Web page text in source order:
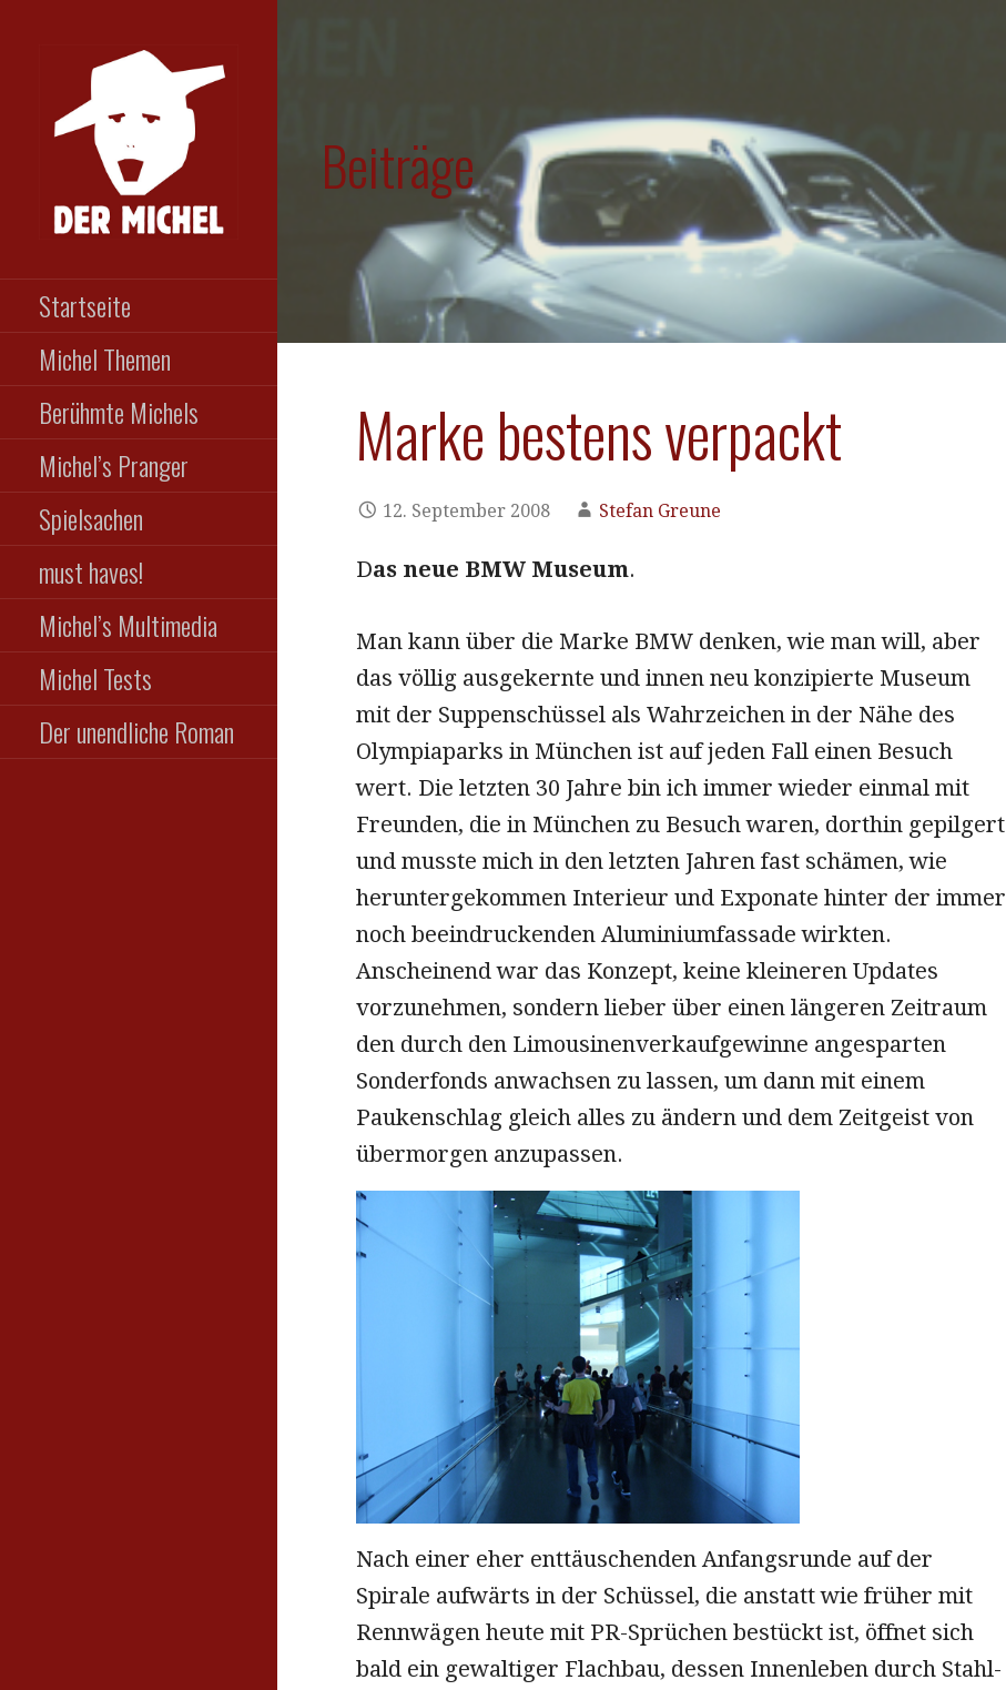
Startseite
Michel Themen
Berühmte Michels
Michel’s Pranger
Spielsachen
must haves!
Michel’s Multimedia
Michel Tests
Der unendliche Roman
Beiträge
Marke bestens verpackt
12. September 2008 Stefan Greune
Das neue BMW Museum.
Man kann über die Marke BMW denken, wie man will, aber
das völlig ausgekernte und innen neu konzipierte Museum
mit der Suppenschüssel als Wahrzeichen in der Nähe des
Olympiaparks in München ist auf jeden Fall einen Besuch
wert. Die letzten 30 Jahre bin ich immer wieder einmal mit
Freunden, die in München zu Besuch waren, dorthin gepilgert
und musste mich in den letzten Jahren fast schämen, wie
heruntergekommen Interieur und Exponate hinter der immer
noch beeindruckenden Aluminiumfassade wirkten.
Anscheinend war das Konzept, keine kleineren Updates
vorzunehmen, sondern lieber über einen längeren Zeitraum
den durch den Limousinenverkaufgewinne angesparten
Sonderfonds anwachsen zu lassen, um dann mit einem
Paukenschlag gleich alles zu ändern und dem Zeitgeist von
übermorgen anzupassen.
Nach einer eher enttäuschenden Anfangsrunde auf der
Spirale aufwärts in der Schüssel, die anstatt wie früher mit
Rennwägen heute mit PR-Sprüchen bestückt ist, öffnet sich
bald ein gewaltiger Flachbau, dessen Innenleben durch Stahl-